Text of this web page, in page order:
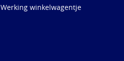
Werking winkelwagentje